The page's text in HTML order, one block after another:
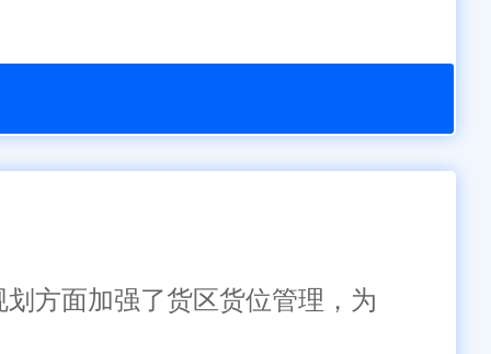
方面加强了货区货位管理，为